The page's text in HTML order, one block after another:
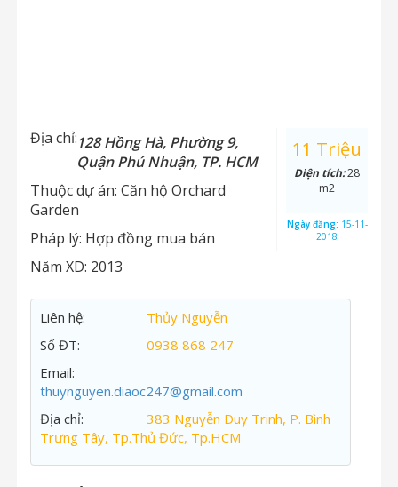
Địa chỉ:128 Hồng Hà, Phường 9,
Quận Phú Nhuận, TP. HCM
Thuộc dự án: Căn hộ Orchard
Garden
Pháp lý: Hợp đồng mua bán
Năm XD: 2013
11 Triệu
Diện tích:28
m2
Ngày đăng: 15-11-
2018
Liên hệ:
Thủy Nguyễn
Số ĐT:
0938 868 247
Email:
thuynguyen.diaoc247@gmail.com
Địa chỉ:
383 Nguyễn Duy Trinh, P. Bình
Trưng Tây, Tp.Thủ Đức, Tp.HCM